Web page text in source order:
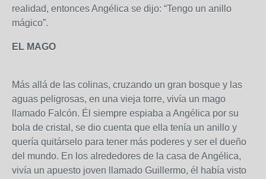
realidad, entonces Angélica se dijo: “Tengo un anillo
mágico”.
EL MAGO
Más allá de las colinas, cruzando un gran bosque y las
aguas peligrosas, en una vieja torre, vivía un mago
llamado Falcón. Él siempre espiaba a Angélica por su
bola de cristal, se dio cuenta que ella tenía un anillo y
quería quitárselo para tener más poderes y ser el dueño
del mundo. En los alrededores de la casa de Angélica,
vivía un apuesto joven llamado Guillermo, él había visto